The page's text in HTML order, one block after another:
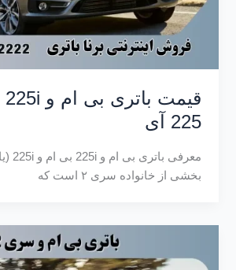
225 آی
بخشی از خانواده سری ۲ است که